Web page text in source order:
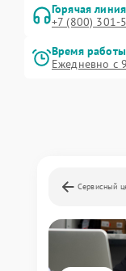
Горячая линия
+7 (800) 301-
Время работы
Ежедневно с
Сервисный